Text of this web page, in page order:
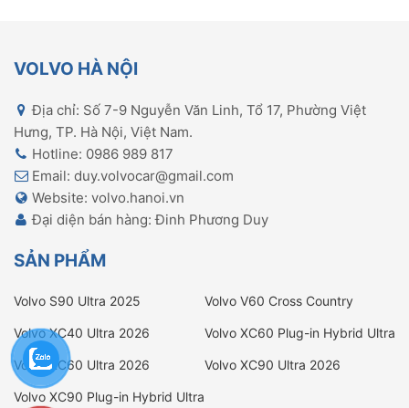
VOLVO HÀ NỘI
Địa chỉ: Số 7-9 Nguyễn Văn Linh, Tổ 17, Phường Việt
Hưng, TP. Hà Nội, Việt Nam.
Hotline: 0986 989 817
Email: duy.volvocar@gmail.com
Website: volvo.hanoi.vn
Đại diện bán hàng: Đinh Phương Duy
SẢN PHẨM
Volvo S90 Ultra 2025
Volvo V60 Cross Country
Volvo XC40 Ultra 2026
Volvo XC60 Plug-in Hybrid Ultra
Volvo XC60 Ultra 2026 Volvo XC90 Ultra 2026
Volvo XC90 Plug-in Hybrid Ultra